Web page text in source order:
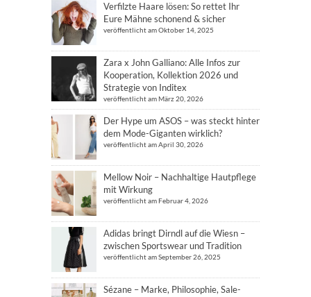
Verfilzte Haare lösen: So rettet Ihr
Eure Mähne schonend & sicher
veröffentlicht am Oktober 14, 2025
Zara x John Galliano: Alle Infos zur
Kooperation, Kollektion 2026 und
Strategie von Inditex
veröffentlicht am März 20, 2026
Der Hype um ASOS – was steckt hinter
dem Mode-Giganten wirklich?
veröffentlicht am April 30, 2026
Mellow Noir – Nachhaltige Hautpflege
mit Wirkung
veröffentlicht am Februar 4, 2026
Adidas bringt Dirndl auf die Wiesn –
zwischen Sportswear und Tradition
veröffentlicht am September 26, 2025
Sézane – Marke, Philosophie, Sale-